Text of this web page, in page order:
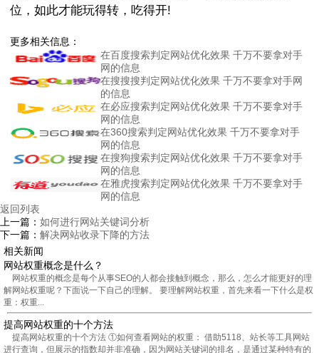
位，如此才能玩得转，吃得开!
更多相关信息：
在百度搜索判定网站优化效果 千万不要拿对手
网的信息
在搜搜搜判定网站优化效果 千万不要拿对手网
的信息
在必应搜索判定网站优化效果 千万不要拿对手
网的信息
在360搜索判定网站优化效果 千万不要拿对手
网的信息
在搜狗搜索判定网站优化效果 千万不要拿对手
网的信息
在雅虎搜索判定网站优化效果 千万不要拿对手
网的信息
返回列表
上一篇： 如何进行网站关键词分析
下一篇： 解决网站收录下降的方法
相关新闻
网站权重概念是什么？
网站权重的概念是每个从事SEO的人都会接触到概念，那么，怎么才能更好的理
解网站权重呢？下面说一下自己的理解。 要理解网站权重，首先来看一下什么是权
重：权重...
提高网站权重的十个方法
提高网站权重的十个方法 ①如何查看网站的权重： 借助5118、站长等工具网站
进行查询，但展示的指数却并非准确，因为网站关键词的排名，是通过某种特有的